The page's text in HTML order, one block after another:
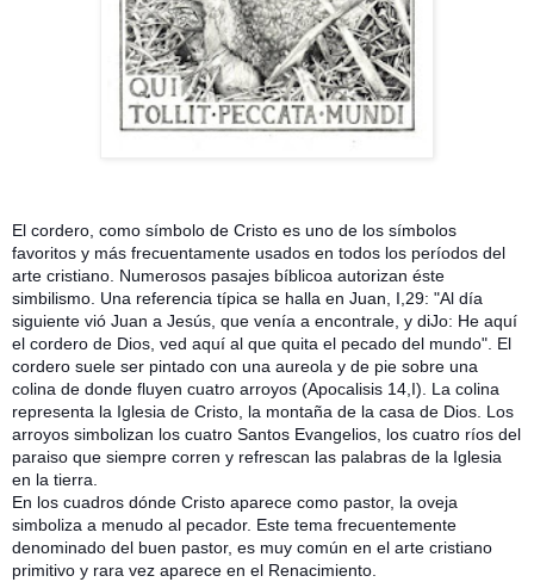
El cordero, como símbolo de Cristo es uno de los símbolos
favoritos y más frecuentamente usados en todos los períodos del
arte cristiano. Numerosos pasajes bíblicoa autorizan éste
simbilismo. Una referencia típica se halla en Juan, I,29: "Al día
siguiente vió Juan a Jesús, que venía a encontrale, y diJo: He aquí
el cordero de Dios, ved aquí al que quita el pecado del mundo". El
cordero suele ser pintado con una aureola y de pie sobre una
colina de donde fluyen cuatro arroyos (Apocalisis 14,I). La colina
representa la Iglesia de Cristo, la montaña de la casa de Dios. Los
arroyos simbolizan los cuatro Santos Evangelios, los cuatro ríos del
paraiso que siempre corren y refrescan las palabras de la Iglesia
en la tierra.
En los cuadros dónde Cristo aparece como pastor, la oveja
simboliza a menudo al pecador. Este tema frecuentemente
denominado del buen pastor, es muy común en el arte cristiano
primitivo y rara vez aparece en el Renacimiento.